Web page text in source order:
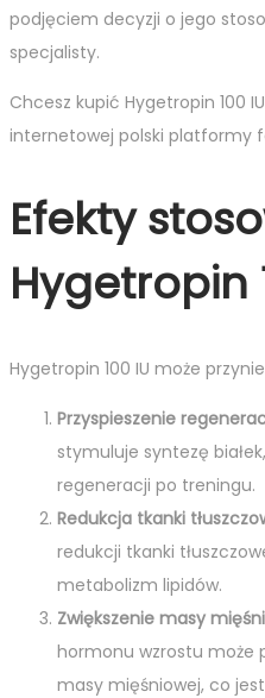
podjęciem decyzji o jego
specjalisty.
Chcesz kupić Hygetropin 100
internetowej polski platformy
Efekty
Hygetropin
Hygetropin 100 IU może
Przyspieszenie
stymuluje syntezę
regeneracji po treningu.
Redukcja tkanki
redukcji tkanki
metabolizm lipidów.
Zwiększenie masy
hormonu wzrostu może
masy mięśniowej, co